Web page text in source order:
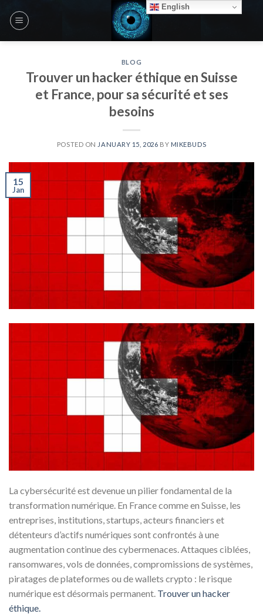
BLOG
Trouver un hacker éthique en Suisse
et France, pour sa sécurité et ses
besoins
POSTED ON JANUARY 15, 2026 BY MIKEBUDS
15
Jan
La cybersécurité est devenue un pilier fondamental de la
transformation numérique. En France comme en Suisse, les
entreprises, institutions, startups, acteurs financiers et
détenteurs d’actifs numériques sont confrontés à une
augmentation continue des cybermenaces. Attaques ciblées,
ransomwares, vols de données, compromissions de systèmes,
piratages de plateformes ou de wallets crypto : le risque
numérique est désormais permanent. Trouver un hacker
éthique.
English